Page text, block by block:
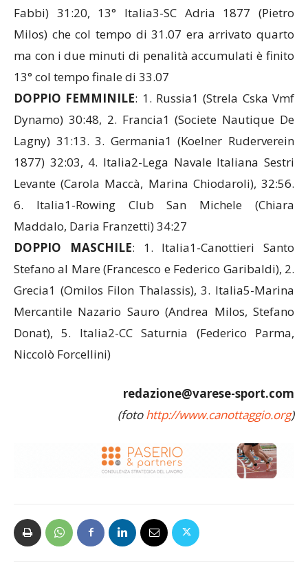
Fabbi) 31:20, 13° Italia3-SC Adria 1877 (Pietro
Milos) che col tempo di 31.07 era arrivato quarto
ma con i due minuti di penalità accumulati è finito
13° col tempo finale di 33.07
DOPPIO FEMMINILE: 1. Russia1 (Strela Cska Vmf
Dynamo) 30:48, 2. Francia1 (Societe Nautique De
Lagny) 31:13. 3. Germania1 (Koelner Ruderverein
1877) 32:03, 4. Italia2-Lega Navale Italiana Sestri
Levante (Carola Maccà, Marina Chiodaroli), 32:56.
6. Italia1-Rowing Club San Michele (Chiara
Maddalo, Daria Franzetti) 34:27
DOPPIO MASCHILE: 1. Italia1-Canottieri Santo
Stefano al Mare (Francesco e Federico Garibaldi), 2.
Grecia1 (Omilos Filon Thalassis), 3. Italia5-Marina
Mercantile Nazario Sauro (Andrea Milos, Stefano
Donat), 5. Italia2-CC Saturnia (Federico Parma,
Niccolò Forcellini)
redazione@varese-sport.com
(fotohttp://www.canottaggio.org)